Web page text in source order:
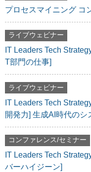
プロセスマイニング コ
ライブウェビナー
IT Leaders Tech
T部門の仕事]
ライブウェビナー
IT Leaders Tech
開発力] 生成AI時代のシ
コンファレンス/セミナー
IT Leaders Tech
バーハイジーン]